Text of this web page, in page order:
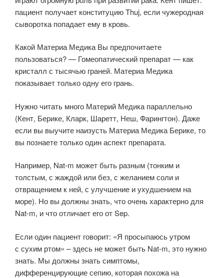
пациент получает конституцию Thuj, если чужеродная
сыворотка попадает ему в кровь.
Какой Материа Медика Вы предпочитаете
пользоваться? — Гомеопатический препарат — как
кристалл с тысячью граней. Материа Медика
показывает только одну его грань.
Нужно читать много Материй Медика параллельно
(Кент, Берике, Кларк, Шаретт, Неш, Фарингтон). Даже
если вы выучите наизусть Материа Медика Берике, то
вы познаете только один аспект препарата.
Например, Nat-m может быть разным (тонким и
толстым, с жаждой или без, с желанием соли и
отвращением к ней, с улучшение и ухудшением на
море). Но вы должны знать, что очень характерно для
Nat-m, и что отличает его от Sep.
Если один пациент говорит: «Я просыпаюсь утром
с сухим ртом» – здесь не может быть Nat-m, это нужно
знать. Мы должны знать симптомы,
дифференцирующие сепию, которая похожа на